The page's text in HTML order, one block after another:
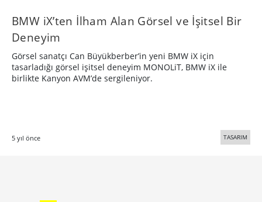
BMW iX’ten İlham Alan Görsel ve İşitsel Bir
Deneyim
Görsel sanatçı Can Büyükberber’in yeni BMW iX için
tasarladığı görsel işitsel deneyim MONOLiT, BMW iX ile
birlikte Kanyon AVM’de sergileniyor.
5 yıl önce TASARIM